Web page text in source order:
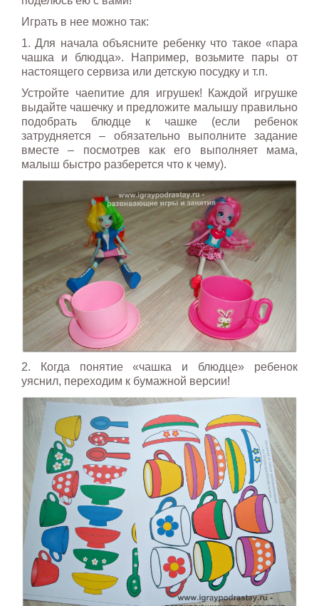
Играть в нее можно так:
1. Для начала объясните ребенку что такое «пара
чашка и блюдца». Например, возьмите пары от
настоящего сервиза или детскую посудку и т.п.
Устройте чаепитие для игрушек! Каждой игрушке
выдайте чашечку и предложите малышу правильно
подобрать блюдце к чашке (если ребенок
затрудняется – обязательно выполните задание
вместе – посмотрев как его выполняет мама,
малыш быстро разберется что к чему).
2. Когда понятие «чашка и блюдце» ребенок
уяснил, переходим к бумажной версии!